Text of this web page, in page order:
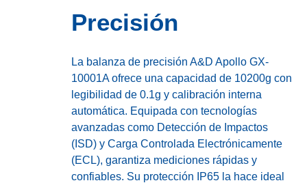
Precisión
La balanza de precisión A&D Apollo GX-
10001A ofrece una capacidad de 10200g con
legibilidad de 0.1g y calibración interna
automática. Equipada con tecnologías
avanzadas como Detección de Impactos
(ISD) y Carga Controlada Electrónicamente
(ECL), garantiza mediciones rápidas y
confiables. Su protección IP65 la hace ideal